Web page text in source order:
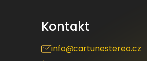
Kontakt
info@cartunestereo.cz